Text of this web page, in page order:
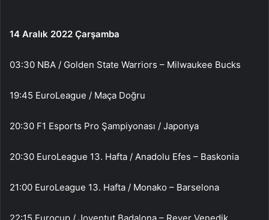
14 Aralık 2022 Çarşamba
03:30 NBA / Golden State Warriors – Milwaukee Bucks
19:45 EuroLeague / Maça Doğru
20:30 F1 Esports Pro Şampiyonası / Japonya
20:30 EuroLeague 13. Hafta / Anadolu Efes – Baskonia
21:00 EuroLeague 13. Hafta / Monako – Barselona
22:15 Eurocup / Joventut Badalona – Reyer Venedik